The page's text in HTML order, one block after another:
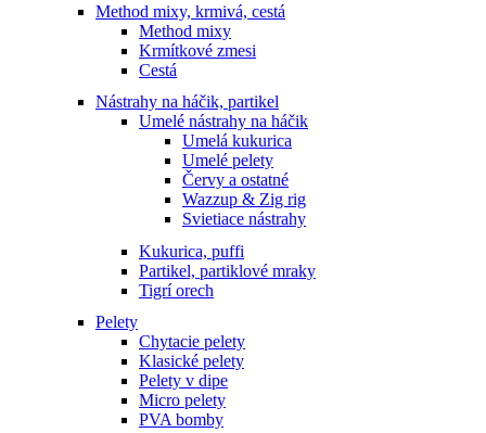
Method mixy, krmivá, cestá
Method mixy
Krmítkové zmesi
Cestá
Nástrahy na háčik, partikel
Umelé nástrahy na háčik
Umelá kukurica
Umelé pelety
Červy a ostatné
Wazzup & Zig rig
Svietiace nástrahy
Kukurica, puffi
Partikel, partiklové mraky
Tigrí orech
Pelety
Chytacie pelety
Klasické pelety
Pelety v dipe
Micro pelety
PVA bomby